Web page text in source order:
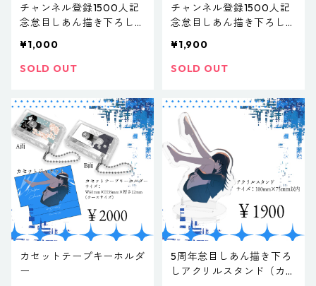
チャンネル登録1500人記
念怠目しあん描き下ろしめ
¥1,000
SOLD OUT
チャンネル登録1500人記
念怠目しあん描き下ろしア
¥1,900
SOLD OUT
カセットテープキーホルダ
ー
5周年怠目しあん描き下ろ
しアクリルスタンド（カラ